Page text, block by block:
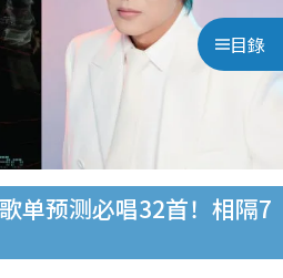
目錄
单预测必唱32首！相隔7